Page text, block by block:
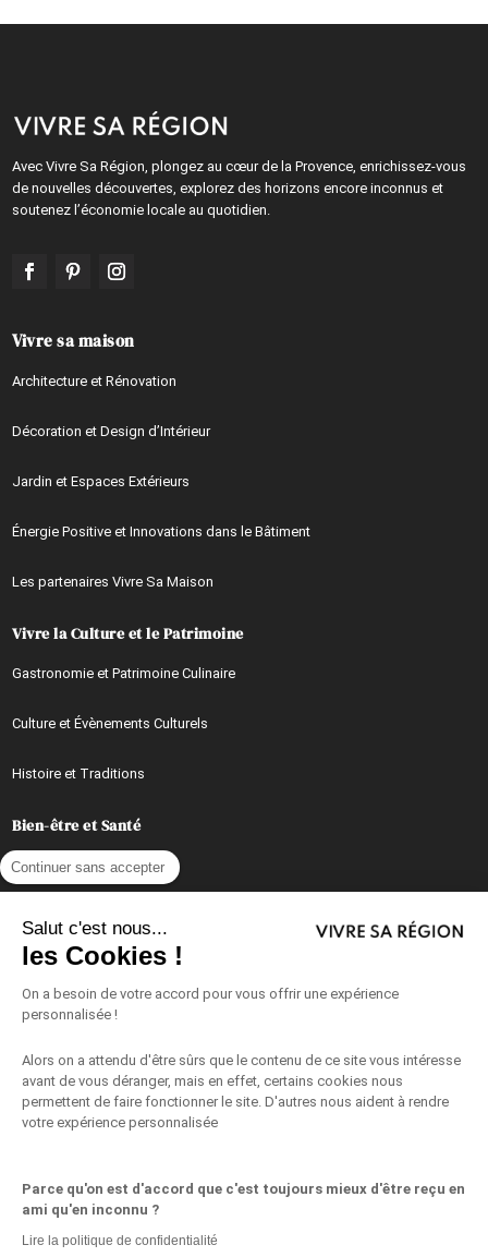
Continuer sans accepter
Salut c'est nous...
les Cookies !
On a besoin de votre accord pour vous offrir une expérience
personnalisée !
Alors on a attendu d'être sûrs que le contenu de ce site vous intéresse
avant de vous déranger, mais en effet, certains cookies nous
permettent de faire fonctionner le site. D'autres nous aident à rendre
votre expérience personnalisée
Parce qu'on est d'accord que c'est toujours mieux d'être reçu en
ami qu'en inconnu ?
Lire la politique de confidentialité
Avec Vivre Sa Région, plongez au cœur de la Provence, enrichissez-vous
de nouvelles découvertes, explorez des horizons encore inconnus et
soutenez l’économie locale au quotidien.
Vivre sa maison
Architecture et Rénovation
Décoration et Design d’Intérieur
Jardin et Espaces Extérieurs
Énergie Positive et Innovations dans le Bâtiment
Les partenaires Vivre Sa Maison
Vivre la Culture et le Patrimoine
Gastronomie et Patrimoine Culinaire
Culture et Évènements Culturels
Histoire et Traditions
Bien-être et Santé
Mode de Vie Sain
Activités Relaxantes
Les Partenaires Bien-être et Santé
Mieux Vivre au Quotidien
Conseils, Astuces et Idées Pratiques au Quotidien
Vie de Famille